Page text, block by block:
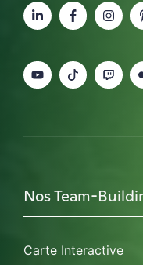
Nos Team-
Carte Interactive